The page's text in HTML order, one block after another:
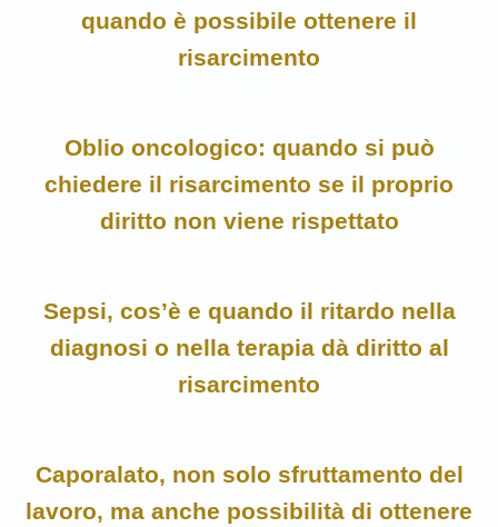
quando è possibile ottenere il
risarcimento
Oblio oncologico: quando si può
chiedere il risarcimento se il proprio
diritto non viene rispettato
Sepsi, cos’è e quando il ritardo nella
diagnosi o nella terapia dà diritto al
risarcimento
Caporalato, non solo sfruttamento del
lavoro, ma anche possibilità di ottenere